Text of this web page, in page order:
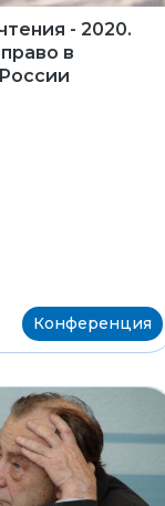
- 2020.
в
Конференция